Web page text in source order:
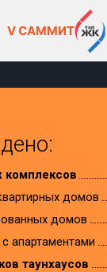
V САММИТ
домов
домов
апартаментами
таунхаусов